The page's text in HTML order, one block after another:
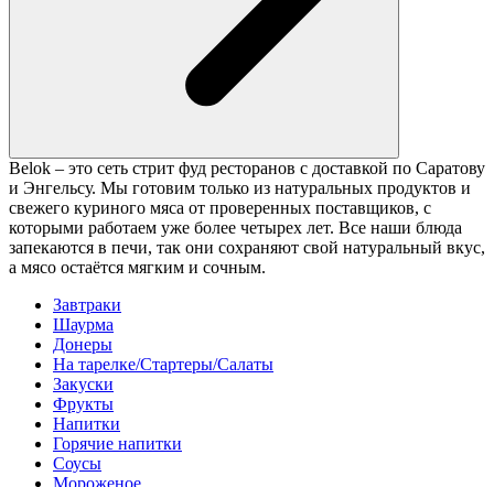
Belok – это сеть стрит фуд ресторанов с доставкой по Саратову
и Энгельсу. Мы готовим только из натуральных продуктов и
свежего куриного мяса от проверенных поставщиков, с
которыми работаем уже более четырех лет. Все наши блюда
запекаются в печи, так они сохраняют свой натуральный вкус,
а мясо остаётся мягким и сочным.
Завтраки
Шаурма
Донеры
На тарелке/Стартеры/Салаты
Закуски
Фрукты
Напитки
Горячие напитки
Соусы
Мороженое